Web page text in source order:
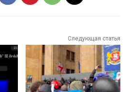
Следующая статья